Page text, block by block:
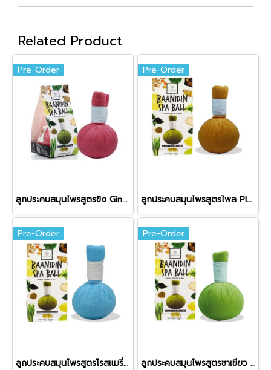
Related Product
Pre-Order
ลูกประคบสมุนไพรสูตรขิง Ginger Herbal Compress Ball
Pre-Order
ลูกประคบสมุนไพรสูตรไพล Plai Herbal Compress Ball
Pre-Order
ลูกประคบสมุนไพรสูตรโรสแมรี่ Rosemary Herbal Compress Ball
Pre-Order
ลูกประคบสมุนไพรสูตรชาเขียว Green Tea Herbal Compress Ball